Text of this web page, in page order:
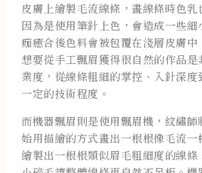
皮膚上繪製毛流線條，畫線條時色乳
因為是使用筆針上色，會造成一些
痂癒合後色料會被包覆在淺層皮膚中
想要從手工飄眉獲得很自然的作品
業度，從線條粗細的掌控、入針深
一定的技術程度。
而機器飄眉則是使用飄眉機，紋繡
始用描繪的方式畫出一根根像毛流
繪製出一根根類似眉毛粗細度的線條